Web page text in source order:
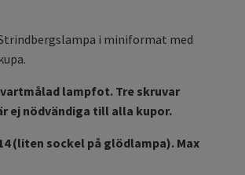
i miniformat med
lampfot. Tre skruvar
ej nödvändiga till alla kupor.
(liten sockel på glödlampa). Max